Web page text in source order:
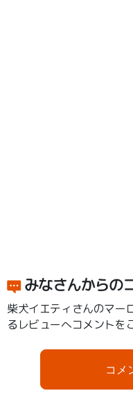
みなさんからの
柴犬イエティさんのマー
るレビューへコメントを
コメ